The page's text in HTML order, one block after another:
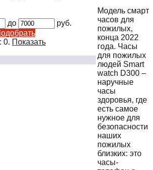
до
руб.
0. Показать
Модель смарт
часов для
пожилых,
конца 2022
года. Часы
для пожилых
людей Smart
watch D300 –
наручные
часы
здоровья, где
есть самое
нужное для
безопасности
наших
пожилых
близких: это
часы-